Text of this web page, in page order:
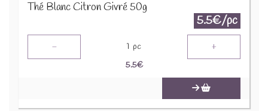
Thé Blanc Citron Givré 50g
5.5€/pc
- 1 pc +
5.5€